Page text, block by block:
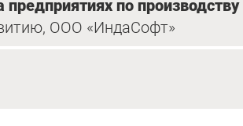
предприятиях по
ООО «ИндаСофт»